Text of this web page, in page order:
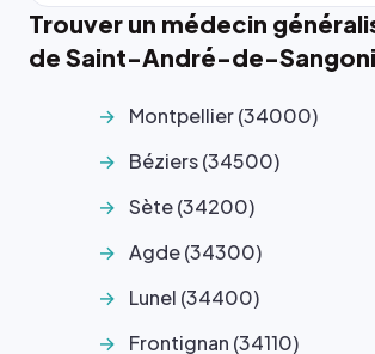
Trouver un médecin
de Saint-André-de-
Montpellier (34000)
Béziers (34500)
Sète (34200)
Agde (34300)
Lunel (34400)
Frontignan (34110)